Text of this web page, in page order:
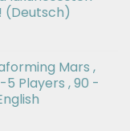
(Deutsch)
Mars ,
5 Players , 90 -